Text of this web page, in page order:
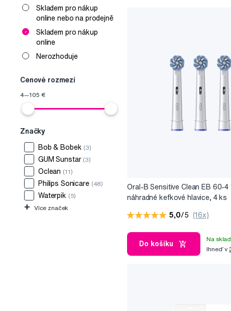
Skladem pro nákup
online nebo na prodejně
Skladem pro nákup
online
Nerozhoduje
Cenové rozmezí
4—105 €
Značky
Bob & Bobek (3)
GUM Sunstar (3)
Oclean (11)
Philips Sonicare (48)
Waterpik (5)
+ Více značek
Oral-B Sensitive Clean EB 60-4
náhradné kefkové hlavice, 4 ks
5,0/5 (16x)
Do košíku
Na
Ihneď v